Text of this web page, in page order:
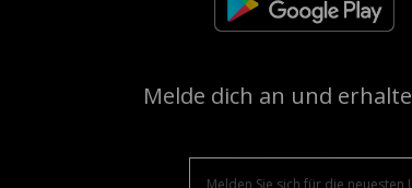
Melde dich an und erhalte